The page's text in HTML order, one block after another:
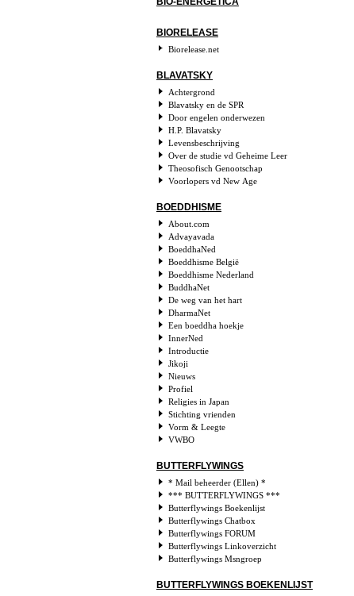
BIORELEASE
Biorelease.net
BLAVATSKY
Achtergrond
Blavatsky en de SPR
Door engelen onderwezen
H.P. Blavatsky
Levensbeschrijving
Over de studie vd Geheime Leer
Theosofisch Genootschap
Voorlopers vd New Age
BOEDDHISME
About.com
Advayavada
BoeddhaNed
Boeddhisme België
Boeddhisme Nederland
BuddhaNet
De weg van het hart
DharmaNet
Een boeddha hoekje
InnerNed
Introductie
Jikoji
Nieuws
Profiel
Religies in Japan
Stichting vrienden
Vorm & Leegte
VWBO
BUTTERFLYWINGS
* Mail beheerder (Ellen) *
*** BUTTERFLYWINGS ***
Butterflywings Boekenlijst
Butterflywings Chatbox
Butterflywings FORUM
Butterflywings Linkoverzicht
Butterflywings Msngroep
BUTTERFLYWINGS BOEKENLIJST